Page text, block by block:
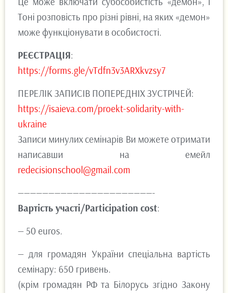
Тоні розповість про різні рівні, на яких «демон»
може функціонувати в особистості.
РЕЄСТРАЦІЯ:
https://forms.gle/vTdfn3v3ARXkvzsy7
ПЕРЕЛІК ЗАПИСІВ ПОПЕРЕДНІХ ЗУСТРІЧЕЙ:
https://isaieva.com/proekt-solidarity-with-
ukraine
Записи минулих семінарів Ви можете отримати
написавши на емейл
redecisionschool@gmail.com
——————————————————————-
Вартість участі/Participation cost:
— 50 euros.
— для громадян України спеціальна вартість
семінару: 650 гривень.
(крім громадян РФ та Білорусь згідно Закону